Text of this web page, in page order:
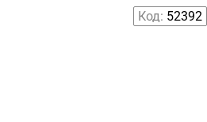
Код: 52392